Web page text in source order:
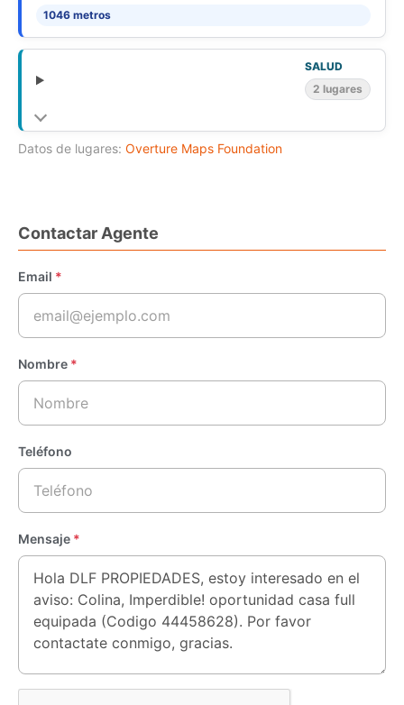
1046 metros
SALUD
2 lugares
Datos de lugares: Overture Maps Foundation
Contactar Agente
Email *
Nombre *
Teléfono
Mensaje *